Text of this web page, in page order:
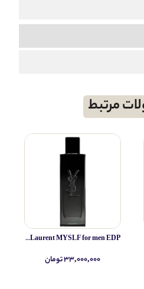
مرتبط
Yves Saint Laurent MYSLF for men EDP
۳۳,۰۰۰,۰۰۰ تومان